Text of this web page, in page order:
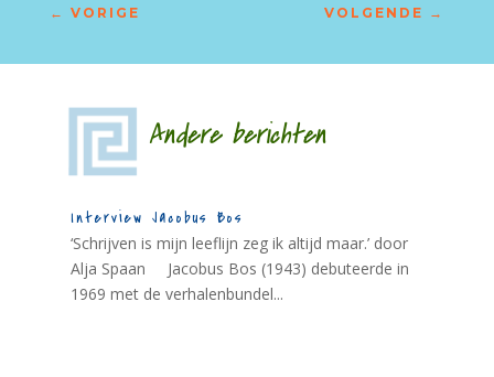
← VORIGE VOLGENDE →
Andere berichten
Interview Jacobus Bos
‘Schrijven is mijn leeflijn zeg ik altijd maar.’ door
Alja Spaan Jacobus Bos (1943) debuteerde in
1969 met de verhalenbundel...